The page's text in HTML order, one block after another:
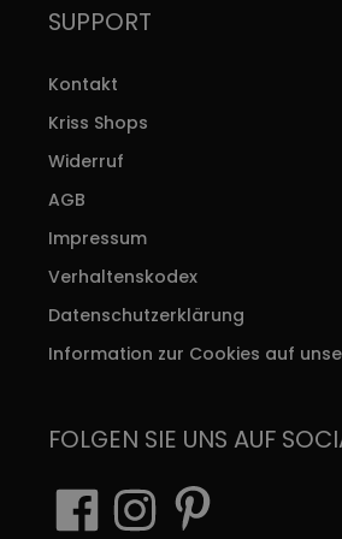
SUPPORT
Kontakt
Kriss Shops
Widerruf
AGB
Impressum
Verhaltenskodex
Datenschutzerklärung
Information zur Cookies auf
FOLGEN SIE UNS AUF